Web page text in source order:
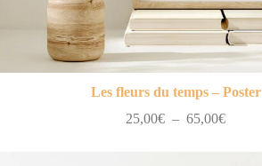
Les fleurs du temps – Poster
25,00€ – 65,00€Plage